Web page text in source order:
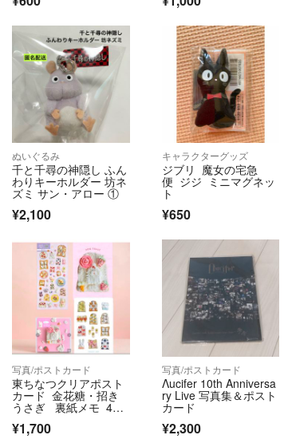
ぬいぐるみ
千と千尋の神隠し ふん
わりキーホルダー 坊ネ
ズミ サン・アロー ①
¥2,100
キャラクターグッズ
ジブリ 魔女の宅急
便 ジジ ミニマグネッ
ト
¥650
写真/ポストカード
東ちなつクリアポスト
カード 金花糖・招き
うさぎ 裏紙メモ 4点
¥1,700
写真/ポストカード
Λucifer 10th Anniversa
ry Live 写真集＆ポスト
カード
¥2,300